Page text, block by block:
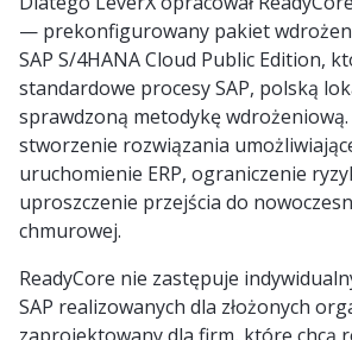
— prekonfigurowany pakiet
SAP S/4HANA Cloud Public Edition,
standardowe procesy SAP, polską
sprawdzoną metodykę wdrożeniową.
stworzenie rozwiązania
uruchomienie ERP, ograniczenie
uproszczenie przejścia do
chmurowej.
ReadyCore nie zastępuje
SAP realizowanych dla złożonych